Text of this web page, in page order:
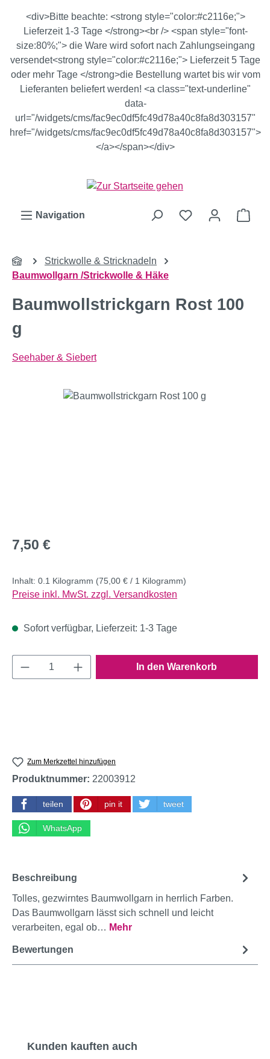
Zum Hauptinhalt springen
<div>Bitte beachte: <strong style="color:#c2116e;">
Lieferzeit 1-3 Tage </strong><br /> <span style="font-
size:80%;"> die Ware wird sofort nach Zahlungseingang
versendet<strong style="color:#c2116e;"> Lieferzeit 5 Tage
oder mehr Tage </strong>die Bestellung wartet bis wir vom
Lieferanten beliefert werden! <a class="text-underline"
data-
url="/widgets/cms/fac9ec0df5fc49d78a40c8fa8d303157"
href="/widgets/cms/fac9ec0df5fc49d78a40c8fa8d303157">
</a></span></div>
Navigation
Strickwolle & Stricknadeln
Baumwollgarn /Strickwolle & Häke
Baumwollstrickgarn Rost 100
g
Seehaber & Siebert
Bildergalerie überspringen
Regulärer Preis:
7,50 €
Inhalt: 0.1 Kilogramm (75,00 € / 1 Kilogramm)
Preise inkl. MwSt. zzgl. Versandkosten
Sofort verfügbar, Lieferzeit: 1-3 Tage
Produkt Anzahl: Gib den gewünschten
In den Warenkorb
Zum Merkzettel hinzufügen
Produktnummer: 22003912
teilen pin it tweet
WhatsApp
Beschreibung
Tolles, gezwirntes Baumwollgarn in herrlich Farben.
Das Baumwollgarn lässt sich schnell und leicht
verarbeiten, egal ob… Mehr
Bewertungen
Produktgalerie überspringen
Kunden kauften auch